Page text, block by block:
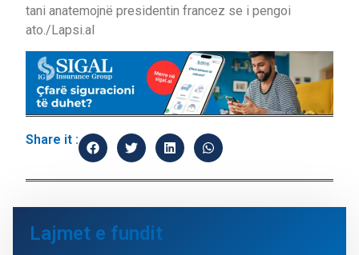
tani anatemojnë presidentin francez se i pengoi
ato./Lapsi.al
Share it :
Lajmet e fundit